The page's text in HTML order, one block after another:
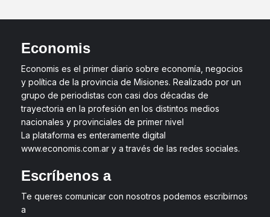
Economis
Economis es el primer diario sobre economía, negocios
y política de la provincia de Misiones. Realizado por un
grupo de periodistas con casi dos décadas de
trayectoria en la profesión en los distintos medios
nacionales y provinciales de primer nivel
La plataforma es enteramente digital
www.economis.com.ar y a través de las redes sociales.
Escríbenos a
Te queres comunicar con nosotros podemos escribirnos
a